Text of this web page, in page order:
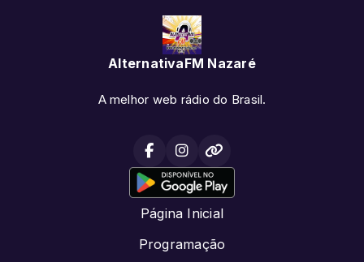
AlternativaFM Nazaré
A melhor web rádio do Brasil.
Página Inicial
Programação